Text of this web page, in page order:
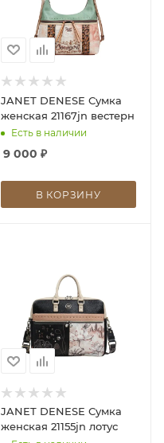
JANET DENESE Сумка
женская 21167jn вестерн
Есть в наличии
9 000 ₽
В КОРЗИНУ
JANET DENESE Сумка
женская 21155jn лотус